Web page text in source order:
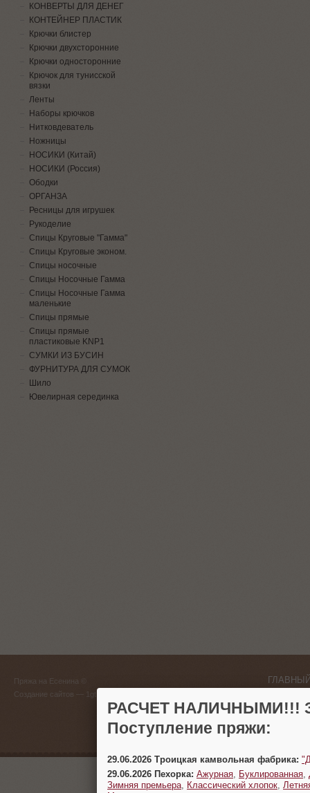
КОНВЕРТЫ ДЛЯ ДЕНЕГ
КОНТЕЙНЕР ПЛАСТИК
Крючки блистер
Крючки двухсторонние
Крючки односторонние
Крючок для тунисской
вязки
Ленты
Наборы крючков
Нитковдеватель
Ножницы
НОСИКИ (Китай)
НОСИКИ (Россия)
Ободки
ОРГАНЗА
Ресницы для игрушек
Рукоделие
Спицы Круговые "Гамма"
Спицы Круговые эконом.
Спицы носочные
Спицы Носочные Гамма
Спицы Носочные Гамма
маленькие
Спицы прямые
Спицы прямые
пластиковые KNP1
СУМКИ ИЗ БУСИН
ФУРНИТУРА ДЛЯ СУМОК
Шило
Ювелирная серединка
Пряжа на Есенина ©
Создание сайтов — 1gt.ru (383)
г.
РАСЧЕТ НАЛИЧНЫМИ!!!
Поступление пряжи:
29.06.2026 Троицкая камвольная фабрика:
29.06.2026 Пехорка: Ажурная Буклированная
Зимняя премьера
Классический хлопок